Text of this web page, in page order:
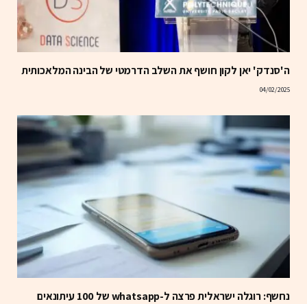
ה'סנדק' יאן לקון חושף את השלב הדרמטי של הבינה המלאכותית
04/02/2025
נחשף: רוגלה ישראלית פרצה ל-whatsapp של 100 עיתונאים